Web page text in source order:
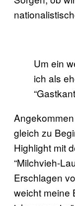
Um ein
ich als
gleich zu
Highlight mit
“Milchvieh-
Erschlagen
weicht meine